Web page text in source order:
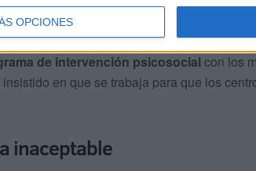
OPCIONES
gravedad se acude a la Fiscalía de
educativas correctoras a través de las
de intervención psicosocial con los
en que se trabaja para que los
inaceptable